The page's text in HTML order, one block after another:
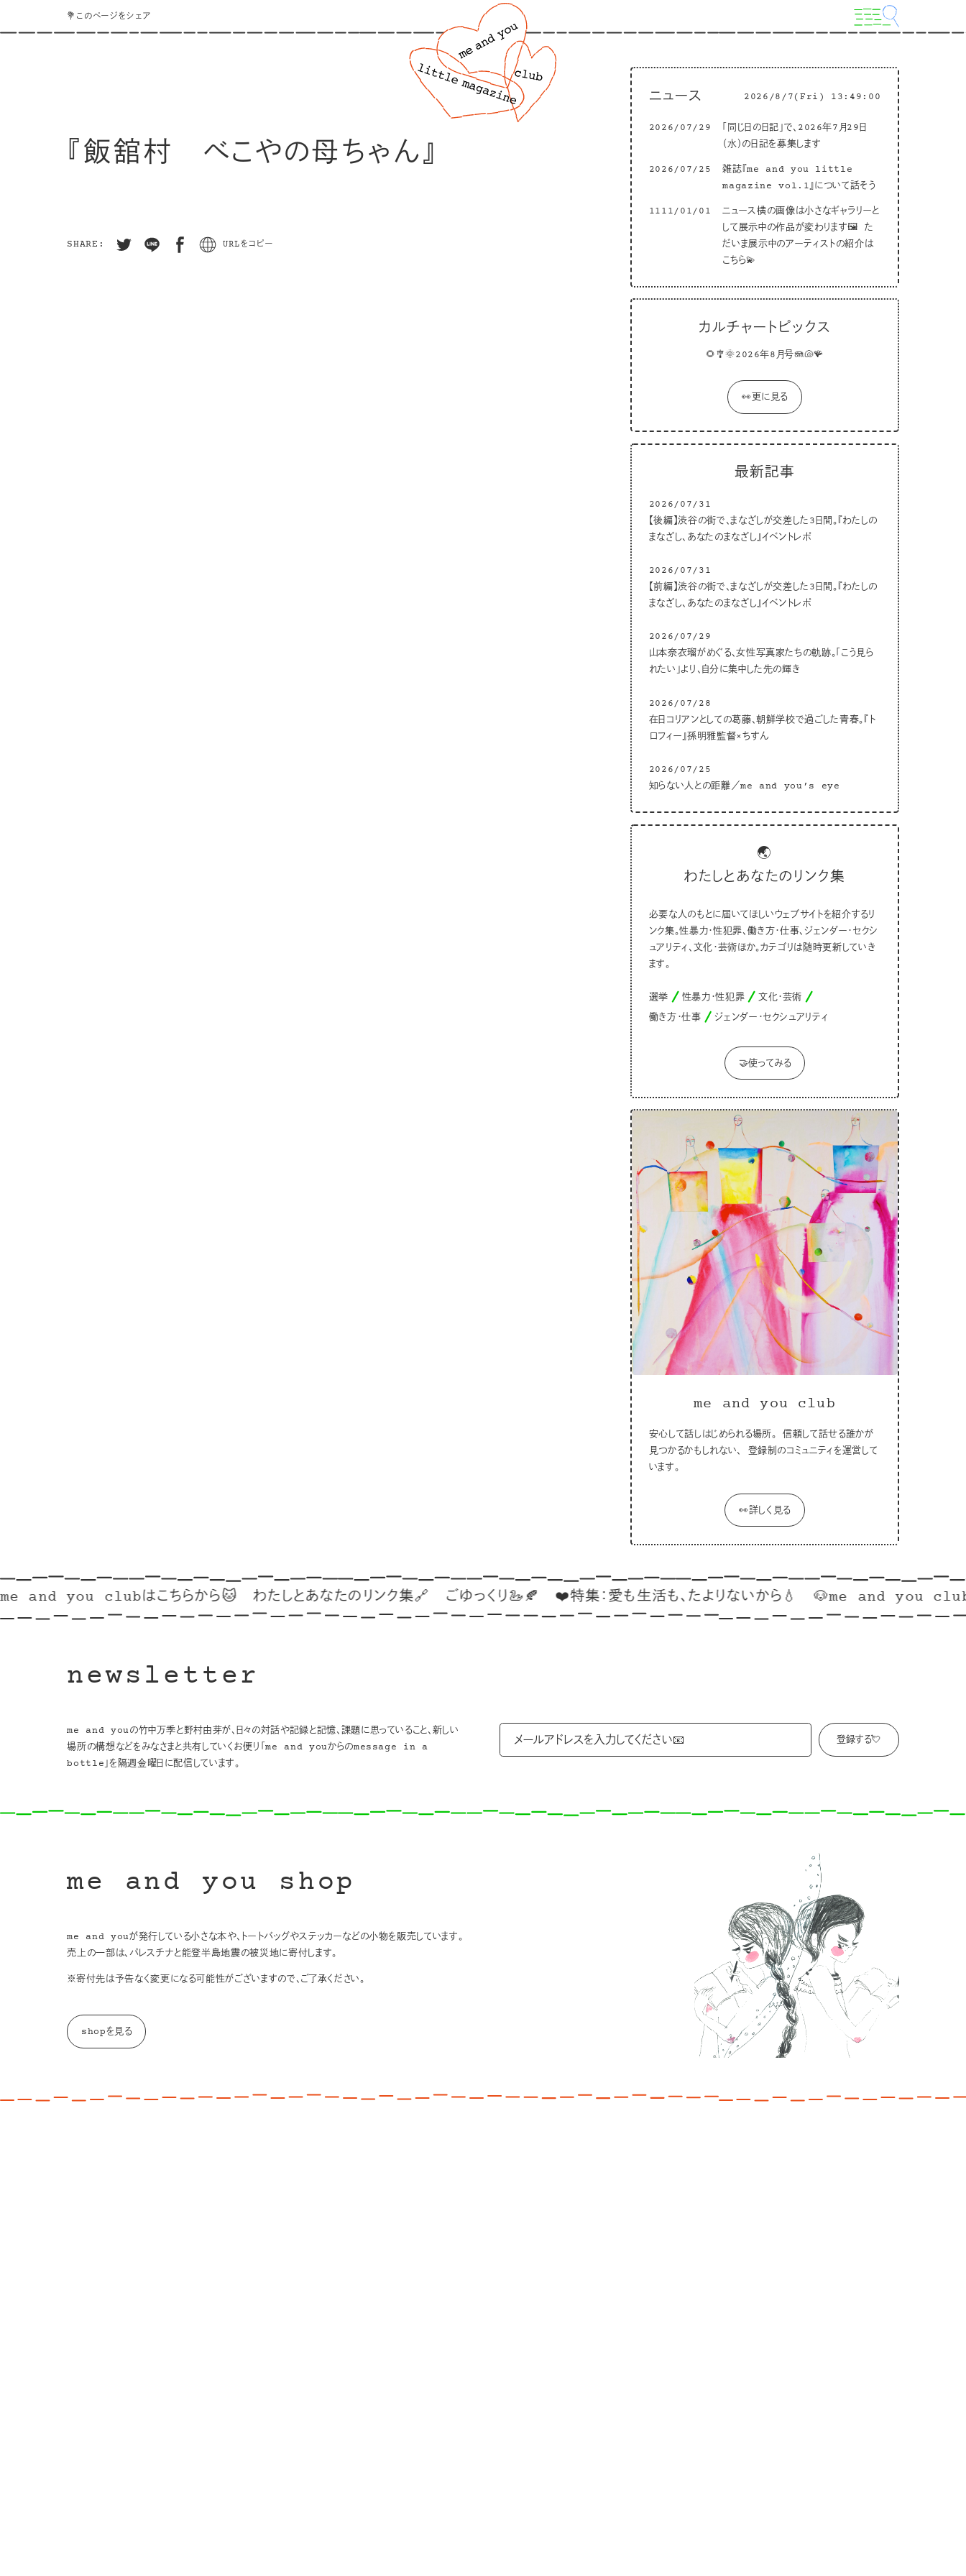
💐このページをシェア
『飯舘村 べこやの母ちゃん』
SHARE: URLをコピー
ニュース 2026/8/7(Fri) 13:49:01
2026/07/29
「同じ日の日記」で、2026年7月29日
（水）の日記を募集します
2026/07/25
雑誌『me and you little
magazine vol.1』について話そう
1111/01/01
ニュース横の画像は小さなギャラリーと
して展示中の作品が変わります🖼 た
だいま展示中のアーティストの紹介は
こちら💫
カルチャートピックス
🌻🎐🌞2026年8月号🪼🐚🪸
👀更に見る
最新記事
2026/07/31
【後編】渋谷の街で、まなざしが交差した3日間。『わたしの
まなざし、あなたのまなざし』イベントレポ
2026/07/31
【前編】渋谷の街で、まなざしが交差した3日間。『わたしの
まなざし、あなたのまなざし』イベントレポ
2026/07/29
山本奈衣瑠がめぐる、女性写真家たちの軌跡。「こう見ら
れたい」より、自分に集中した先の輝き
2026/07/28
在日コリアンとしての葛藤、朝鮮学校で過ごした青春。『ト
ロフィー』孫明雅監督×ちすん
2026/07/25
知らない人との距離／me and you’s eye
🌏
わたしとあなたのリンク集
必要な人のもとに届いてほしいウェブサイトを紹介するリ
ンク集。性暴力・性犯罪、働き方・仕事、ジェンダー・セクシ
ュアリティ、文化・芸術ほか。カテゴリは随時更新していき
ます。
選挙 性暴力・性犯罪
文化・芸術
働き方・仕事
ジェンダー・セクシュアリティ
🤝使ってみる
me and you club
安心して話しはじめられる場所。 信頼して話せる誰かが
見つかるかもしれない、 登録制のコミュニティを運営して
います。
👀詳しく見る
you clubはこちらから🐱 わたしとあなたのリンク集🔗 ごゆっくり🦢🍂 ❤️特集：愛も生活も、たよりないから💧 🐶me and you clubはこち
newsletter
me and youの竹中万季と野村由芽が、日々の対話や記録と記憶、課題に思っていること、新しい
場所の構想などをみなさまと共有していくお便り「me and youからのmessage in a
bottle」を隔週金曜日に配信しています。
me and you shop
me and youが発行している小さな本や、トートバッグやステッカーなどの小物を販売しています。
売上の一部は、パレスチナと能登半島地震の被災地に寄付します。
※寄付先は予告なく変更になる可能性がございますので、ご了承ください。
shopを見る